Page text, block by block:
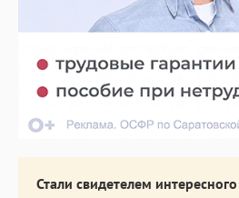
Стали свидетелем